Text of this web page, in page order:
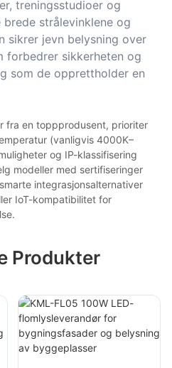
treningsstudioer og
brede strålevinklene og
sikrer jevn belysning over
forbedrer sikkerheten og
som de opprettholder en
fra en toppprodusent, prioriter
(vanligvis 4000K–
og IP-klassifisering
modeller med sertifiseringer
integrasjonsalternativer
IoT-kompatibilitet for
Produkter